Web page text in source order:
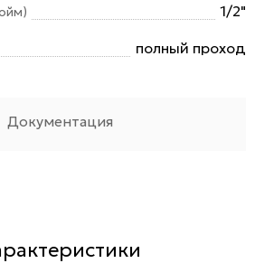
1/2"
полный проход
Документация